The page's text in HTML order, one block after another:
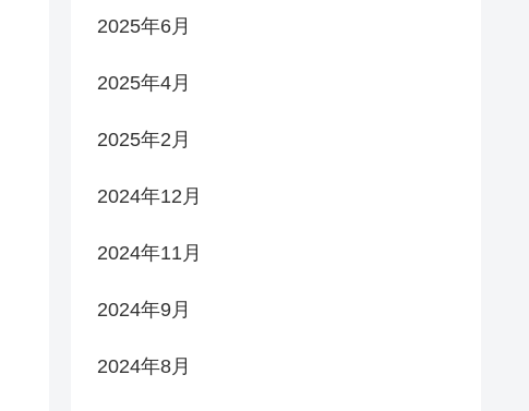
2025年6月
2025年4月
2025年2月
2024年12月
2024年11月
2024年9月
2024年8月